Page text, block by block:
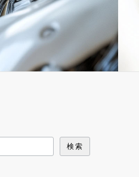
検索